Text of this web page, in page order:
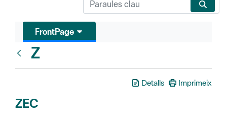
FrontPage
Z
Detalls Imprimeix
ZEC